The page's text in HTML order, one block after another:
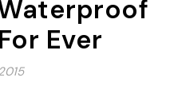
Ever